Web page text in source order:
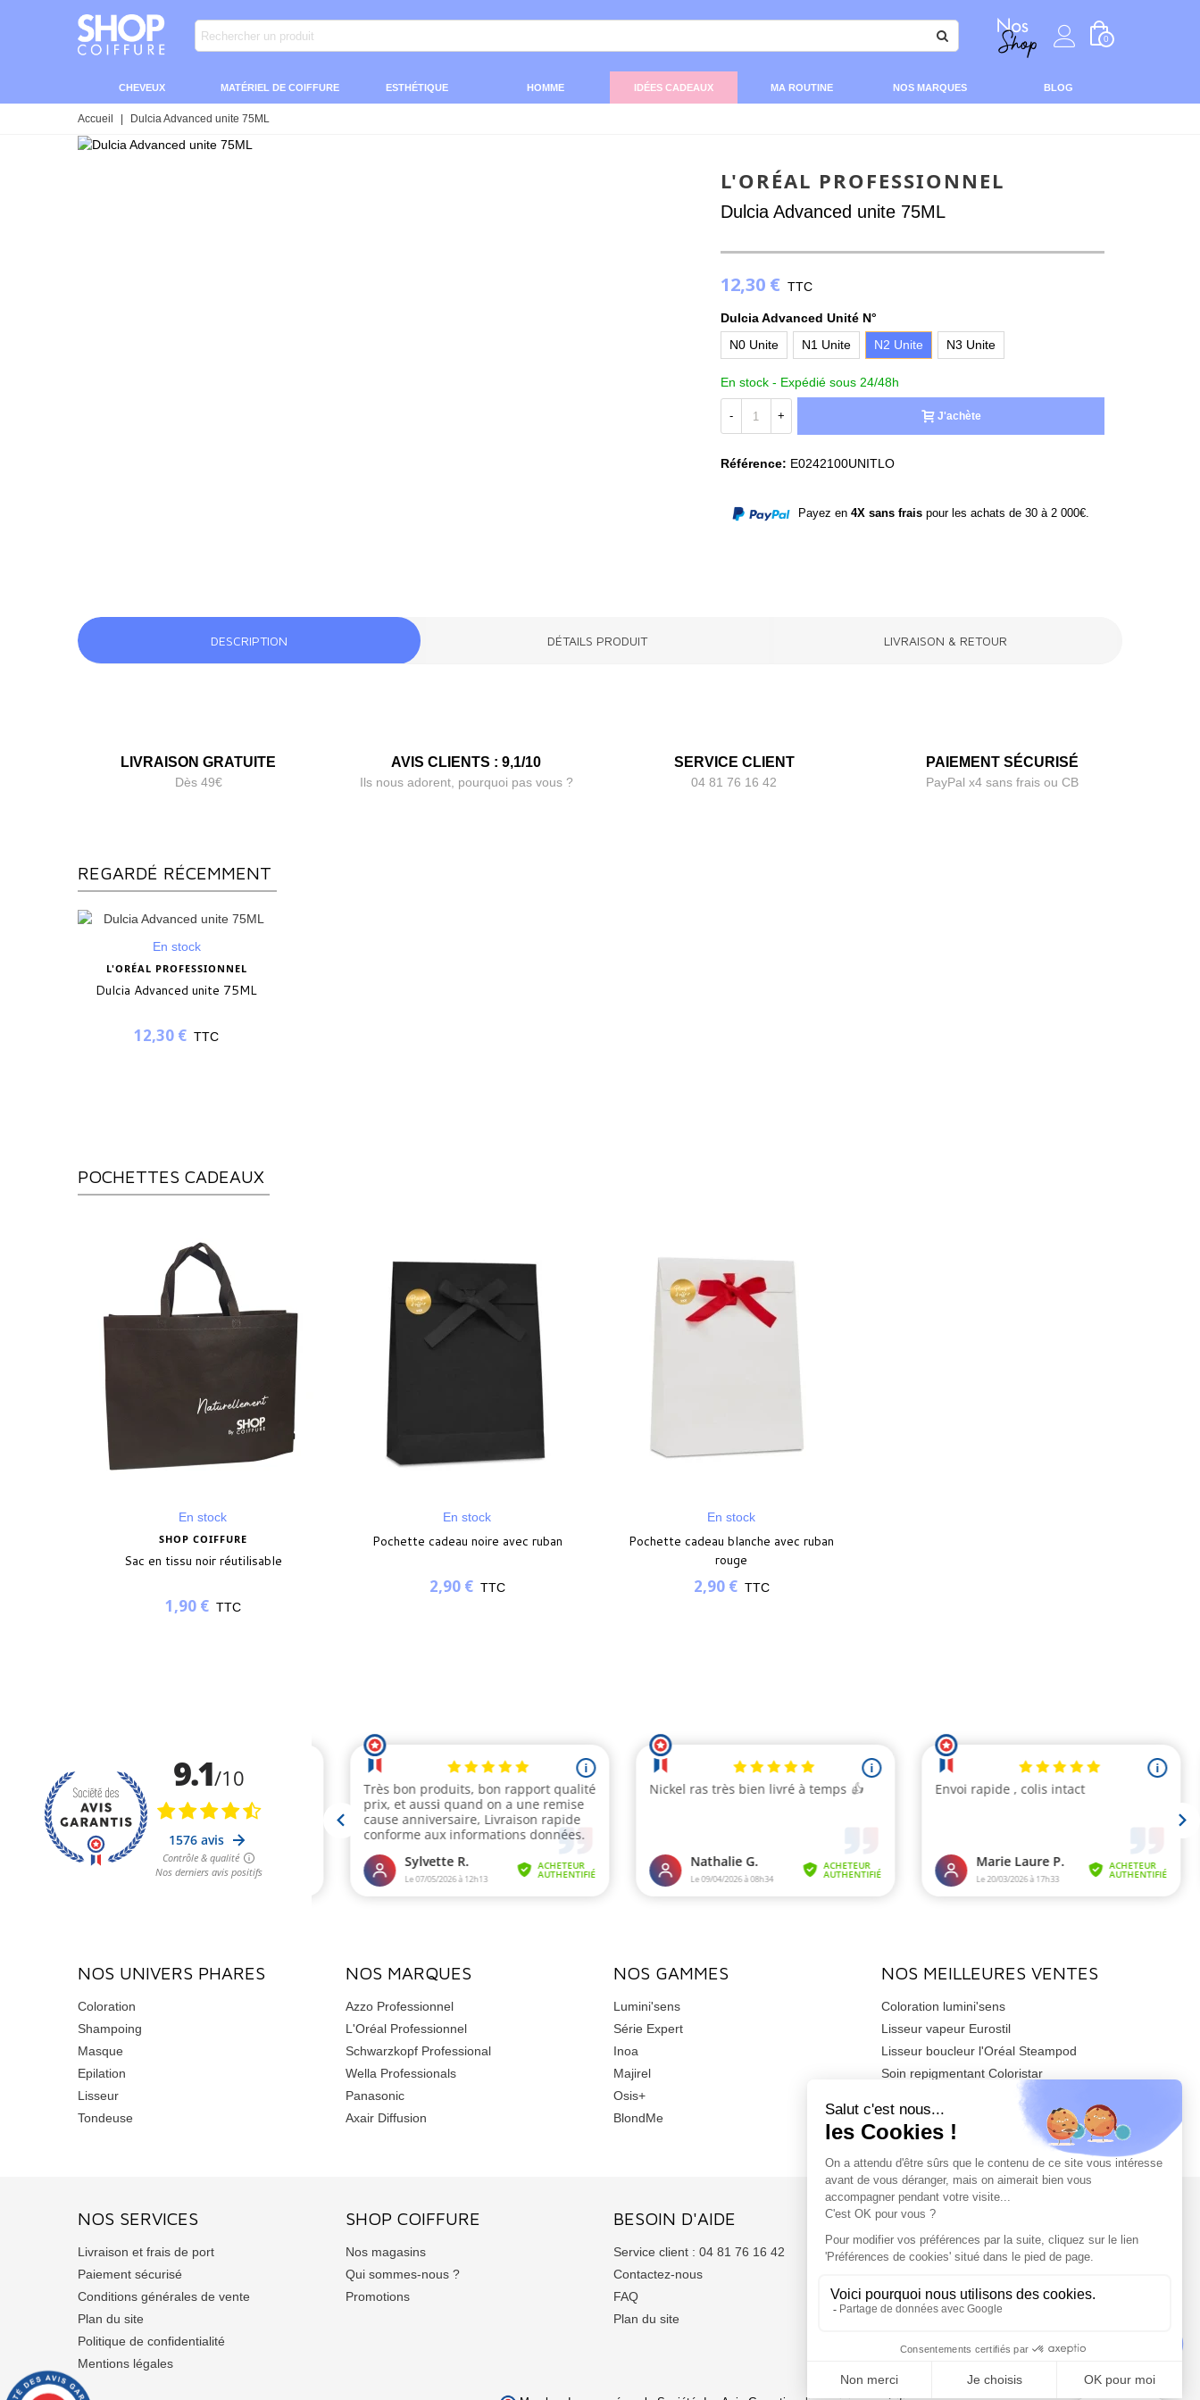
0
CHEVEUX MATÉRIEL DE COIFFURE ESTHÉTIQUE HOMME IDÉES CADEAUX MA ROUTINE NOS MARQUES BLOG
Accueil Dulcia Advanced unite 75ML
L'ORÉAL PROFESSIONNEL
Dulcia Advanced unite 75ML
12,30 € TTC
Dulcia Advanced Unité N°
N0 Unite
N1 Unite N2 Unite N3 Unite
En stock - Expédié sous 24/48h
- + J'achète
Référence: E0242100UNITLO
Payez en4X sans frais pour les achats de 30 à 2 000€.
DESCRIPTION DÉTAILS PRODUIT LIVRAISON & RETOUR
LIVRAISON GRATUITE
Dès 49€
AVIS CLIENTS : 9,1/10
Ils nous adorent, pourquoi pas vous ?
SERVICE CLIENT
04 81 76 16 42
PAIEMENT SÉCURISÉ
PayPal x4 sans frais ou CB
REGARDÉ RÉCEMMENT
En stock
L'ORÉAL PROFESSIONNEL
Dulcia Advanced unite 75ML
12,30 € TTC
POCHETTES CADEAUX
En stock
SHOP COIFFURE
Sac en tissu noir réutilisable
1,90 € TTC
En stock
Pochette cadeau noire avec ruban
2,90 € TTC
En stock
Pochette cadeau blanche avec ruban
rouge
2,90 € TTC
NOS UNIVERS PHARES
Coloration
Shampoing
Masque
Epilation
Lisseur
Tondeuse
NOS MARQUES
Azzo Professionnel
L'Oréal Professionnel
Schwarzkopf Professional
Wella Professionals
Panasonic
Axair Diffusion
NOS GAMMES
Lumini'sens
Série Expert
Inoa
Majirel
Osis+
BlondMe
NOS MEILLEURES VENTES
Coloration lumini'sens
Lisseur vapeur Eurostil
Lisseur boucleur l'Oréal Steampod
Soin repigmentant Coloristar
Sèche-cheveux Azzuro 2200watts
Tondeuse de finition Barber T CUSTOM
PRO
NOS SERVICES
Livraison et frais de port
Paiement sécurisé
Conditions générales de vente
Plan du site
Politique de confidentialité
Mentions légales
SHOP COIFFURE
Nos magasins
Qui sommes-nous ?
Promotions
BESOIN D'AIDE
Service client : 04 81 76 16 42
Contactez-nous
FAQ
Plan du site
NEWSLETTER
Inscrivez-vous dès maintenant à notre
offres flashs, promotions et actualités.